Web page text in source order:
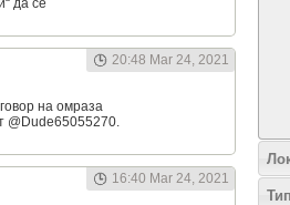
20:48 Mar 24, 2021
на омраза
@Dude65055270.
16:40 Mar 24, 2021
Тип